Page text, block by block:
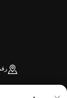
رقم 1، شارع كوي فانغ (حديقة